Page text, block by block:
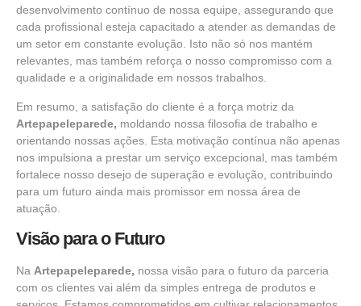
desenvolvimento contínuo de nossa equipe, assegurando que
cada profissional esteja capacitado a atender as demandas de
um setor em constante evolução. Isto não só nos mantém
relevantes, mas também reforça o nosso compromisso com a
qualidade e a originalidade em nossos trabalhos.
Em resumo, a satisfação do cliente é a força motriz da
Artepapeleparede, moldando nossa filosofia de trabalho e
orientando nossas ações. Esta motivação contínua não apenas
nos impulsiona a prestar um serviço excepcional, mas também
fortalece nosso desejo de superação e evolução, contribuindo
para um futuro ainda mais promissor em nossa área de
atuação.
Visão para o Futuro
Na Artepapeleparede, nossa visão para o futuro da parceria
com os clientes vai além da simples entrega de produtos e